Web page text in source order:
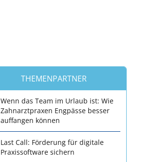
THEMENPARTNER
Wenn das Team im Urlaub ist: Wie
Zahnarztpraxen Engpässe besser
auffangen können
Last Call: Förderung für digitale
Praxissoftware sichern